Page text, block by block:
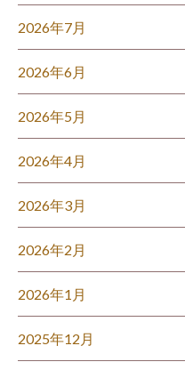
2026年7月
2026年6月
2026年5月
2026年4月
2026年3月
2026年2月
2026年1月
2025年12月